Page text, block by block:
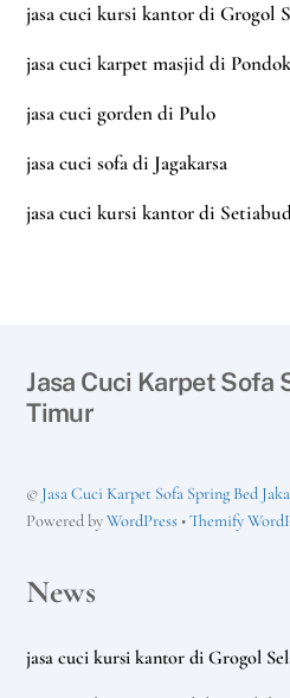
jasa cuci kursi kantor di Grogol
jasa cuci karpet masjid di
jasa cuci gorden di Pulo
jasa cuci sofa di Jagakarsa
jasa cuci kursi kantor di
Jasa Cuci Karpet Sofa
Timur
© Jasa Cuci Karpet Sofa Spring Bed
Powered byWordPress •Themify
News
jasa cuci kursi kantor di Grogol